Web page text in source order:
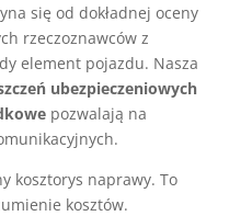
się od dokładnej oceny
rzeczoznawców z
element pojazdu. Nasza
ubezpieczeniowych
pozwalają na
kosztorys naprawy. To
kosztów.